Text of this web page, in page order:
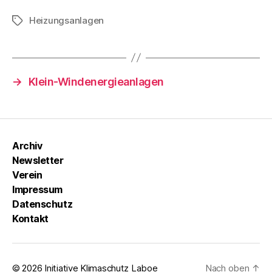
Schlagwörter
Heizungsanlagen
→ Klein-Windenergieanlagen
Archiv
Newsletter
Verein
Impressum
Datenschutz
Kontakt
© 2026 Initiative Klimaschutz Laboe Nach oben ↑